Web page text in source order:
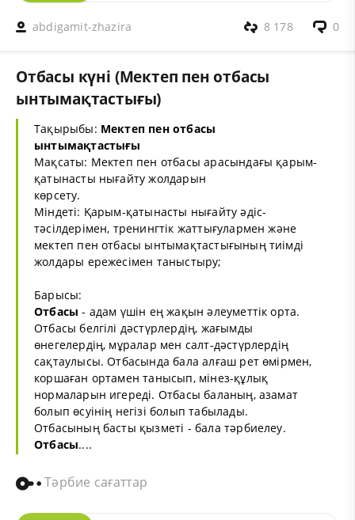
abdigamit-zhazira 0
8 178
Отбасы күні (Мектеп пен отбасы
ынтымақтастығы)
Тақырыбы: Мектеп пен отбасы
ынтымақтастығы
Мақсаты: Мектеп пен отбасы арасындағы қарым-
қатынасты нығайту жолдарын
көрсету.
Міндеті: Қарым-қатынасты нығайту әдіс-
тәсілдерімен, тренингтік жаттығулармен және
мектеп пен отбасы ынтымақтастығының тиімді
жолдары ережесімен таныстыру;
Барысы:
Отбасы - адам үшін ең жақын әлеуметтік орта.
Отбасы белгілі дәстүрлердің, жағымды
өнегелердің, мұралар мен салт-дәстүрлердің
сақтаулысы. Отбасында бала алғаш рет өмірмен,
коршаған ортамен танысып, мінез-құлық
нормаларын игереді. Отбасы баланың, азамат
болып өсуінің негізі болып табылады.
Отбасының басты қызметі - бала тәрбиелеу.
Отбасы....
Тәрбие сағаттар